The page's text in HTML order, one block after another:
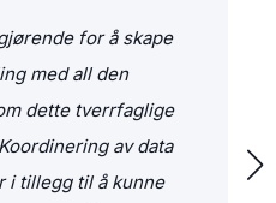
for å skape
med all den
dette tverrfaglige
av data
i tillegg til å kunne